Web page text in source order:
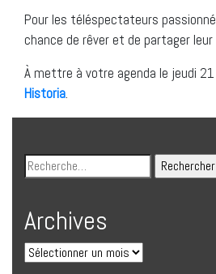
Pour les téléspectateurs
chance de rêver et de partager
À mettre à votre agenda le jeudi
Historia.
Archives